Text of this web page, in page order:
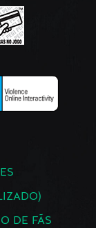
DE FÃS